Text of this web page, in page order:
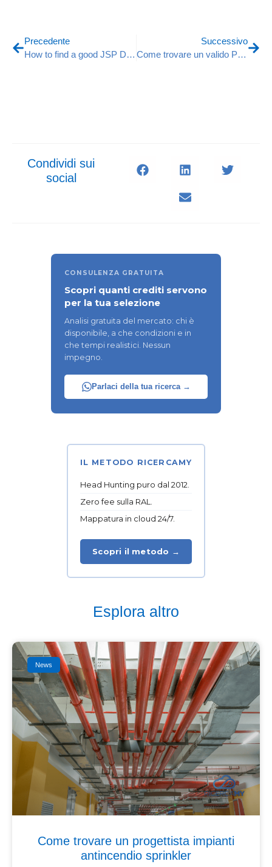
Precedente
How to find a good JSP Developer
Successivo
Come trovare un valido PLSQL Developer
Condividi sui
social
CONSULENZA GRATUITA
Scopri quanti crediti servono
per la tua selezione
Analisi gratuita del mercato: chi è
disponibile, a che condizioni e in
che tempi realistici. Nessun
impegno.
Parlaci della tua ricerca →
IL METODO RICERCAMY
Head Hunting puro dal 2012.
Zero fee sulla RAL.
Mappatura in cloud 24/7.
Scopri il metodo →
Esplora altro
News
Come trovare un progettista impianti
antincendio sprinkler